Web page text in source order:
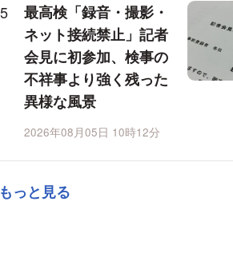
最高検「録音・撮影・
ネット接続禁止」記者
会見に初参加、検事の
不祥事より強く残った
異様な風景
2026年08月05日 10時12分
もっと見る